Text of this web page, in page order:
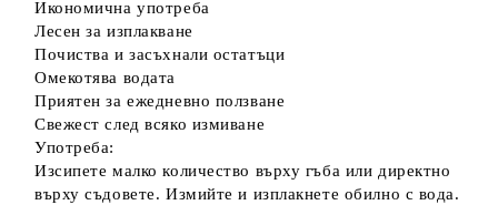
Икономична употреба
Лесен за изплакване
Почиства и засъхнали остатъци
Омекотява водата
Приятен за ежедневно ползване
Свежест след всяко измиване
Употреба:
Изсипете малко количество върху гъба или директно
върху съдовете. Измийте и изплакнете обилно с вода.